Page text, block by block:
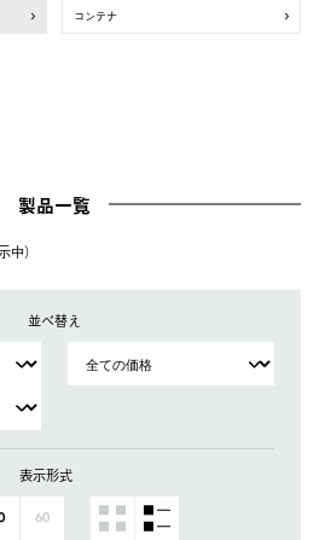
コンテナ
製品一覧
）
並べ替え
表示形式
60